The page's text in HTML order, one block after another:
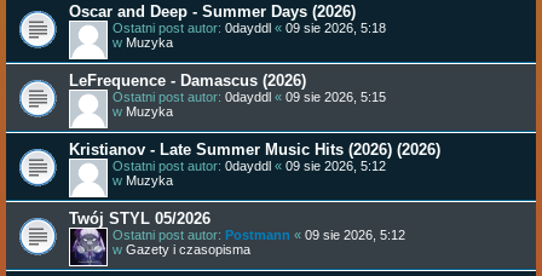
Oscar and Deep - Summer Days (2026)
Ostatni post autor: 0dayddl « 09 sie 2026, 5:18
w Muzyka
LeFrequence - Damascus (2026)
Ostatni post autor: 0dayddl « 09 sie 2026, 5:15
w Muzyka
Kristianov - Late Summer Music Hits (2026) (2026)
Ostatni post autor: 0dayddl « 09 sie 2026, 5:12
w Muzyka
Twój STYL 05/2026
Ostatni post autor: Postmann « 09 sie 2026, 5:12
w Gazety i czasopisma